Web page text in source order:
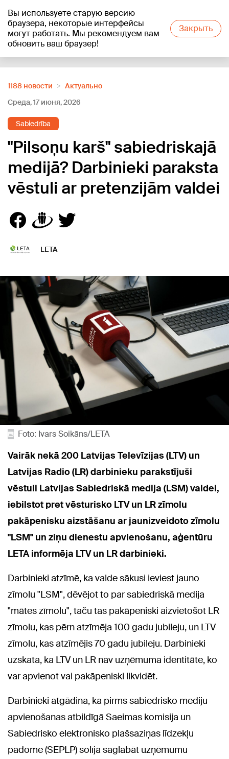
Вы используете старую версию
браузера, некоторые интерфейсы
могут работать. Мы рекомендуем вам
обновить ваш браузер!
Закрыть
+18°C
1188 новости
Актуально
Среда, 17 июня, 2026
Sabiedrība
"Pilsoņu karš" sabiedriskajā
medijā? Darbinieki paraksta
vēstuli ar pretenzijām valdei
LETA
Foto: Ivars Soikāns/LETA
Vairāk nekā 200 Latvijas Televīzijas (LTV) un
Latvijas Radio (LR) darbinieku parakstījuši
vēstuli Latvijas Sabiedriskā medija (LSM) valdei,
iebilstot pret vēsturisko LTV un LR zīmolu
pakāpenisku aizstāšanu ar jaunizveidoto zīmolu
"LSM" un ziņu dienestu apvienošanu, aģentūru
LETA informēja LTV un LR darbinieki.
Darbinieki atzīmē, ka valde sākusi ieviest jauno
zīmolu "LSM", dēvējot to par sabiedriskā medija
"mātes zīmolu", taču tas pakāpeniski aizvietošot LR
zīmolu, kas pērn atzīmēja 100 gadu jubileju, un LTV
zīmolu, kas atzīmējis 70 gadu jubileju. Darbinieki
uzskata, ka LTV un LR nav uzņēmuma identitāte, ko
var apvienot vai pakāpeniski likvidēt.
Darbinieki atgādina, ka pirms sabiedrisko mediju
apvienošanas atbildīgā Saeimas komisija un
Sabiedrisko elektronisko plašsaziņas līdzekļu
padome (SEPLP) solīja saglabāt uzņēmumu